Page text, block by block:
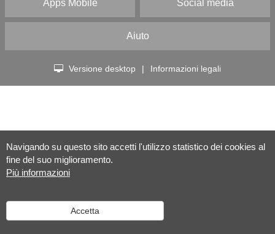
Navigando su questo sito accetti l'utilizzo statistico dei cookies al
fine del suo miglioramento.
Più informazioni
Accetta
Apps Mobile Social media
Aiuto
Versione desktop | Informazioni legali